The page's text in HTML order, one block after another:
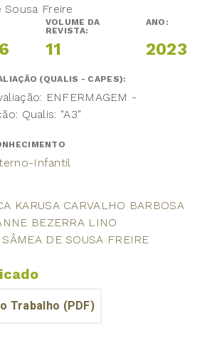
Sousa Freire
VOLUME DA
REVISTA:
11
ANO:
2023
(QUALIS - CAPES):
ENFERMAGEM -
Qualis: "A3"
Infantil
KARUSA CARVALHO BARBOSA
BEZERRA LINO
SÂMEA DE SOUSA FREIRE